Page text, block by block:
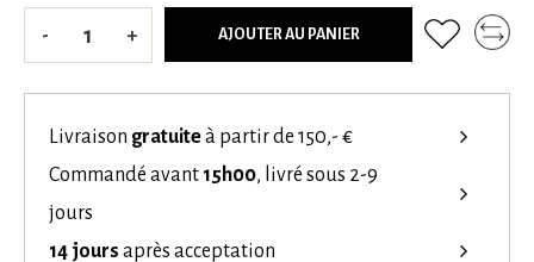
- + AJOUTER AU PANIER
Livraison gratuiteà partir de 150,- €
Commandé avant 15h00, livré sous 2-9
jours
14 jours après acceptation